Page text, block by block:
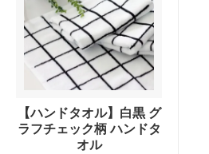
【ハンドタオル】白黒 グ
ラフチェック柄 ハンドタ
オル